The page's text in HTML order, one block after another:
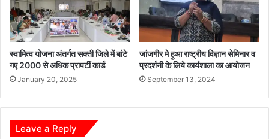
रा
त्म
क
वा
ता
व
र
स्वामित्व योजना अंतर्गत सक्ती जिले में बांटे
गए 2000 से अधिक प्रापर्टी कार्ड
January 20, 2025
जांजगीर मे हुआ राष्ट्रीय विज्ञान सेमिनार व
प्रदर्शनी के लिये कार्यशाला का आयोजन
September 13, 2024
Leave a Reply